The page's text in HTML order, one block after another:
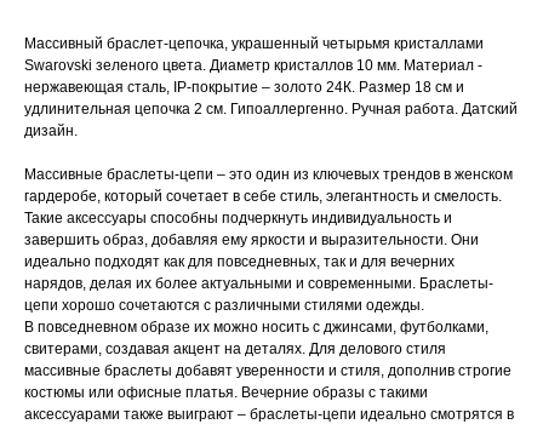
Массивный браслет-цепочка, украшенный четырьмя кристаллами
Swarovski зеленого цвета. Диаметр кристаллов 10 мм. Материал -
нержавеющая сталь, IP-покрытие – золото 24К. Размер 18 см и
удлинительная цепочка 2 см. Гипоаллергенно. Ручная работа. Датский
дизайн.
Массивные браслеты-цепи – это один из ключевых трендов в женском
гардеробе, который сочетает в себе стиль, элегантность и смелость.
Такие аксессуары способны подчеркнуть индивидуальность и
завершить образ, добавляя ему яркости и выразительности. Они
идеально подходят как для повседневных, так и для вечерних
нарядов, делая их более актуальными и современными. Браслеты-
цепи хорошо сочетаются с различными стилями одежды.
В повседневном образе их можно носить с джинсами, футболками,
свитерами, создавая акцент на деталях. Для делового стиля
массивные браслеты добавят уверенности и стиля, дополнив строгие
костюмы или офисные платья. Вечерние образы с такими
аксессуарами также выиграют – браслеты-цепи идеально смотрятся в